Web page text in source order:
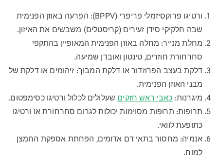
ורטיגו פרוקסיזמלי פריפרי (BPPV): הפרעה באוזן הפנימית
שבה חלקיקי סידן זעירים (קריסטלים) משבשים את האיזון.
מחלת מנייר: מחלה באוזן הפנימית המאופיין בהתקפי
סחרחורת חוזרים, טינטון ואובדן שמיעה.
דלקת בעצב הפרוזדור או דלקת המבוך: זיהומים או דלקת של
מבני האוזן הפנימית.
מיגרנות:כאבי ראש חזקיםשעלולים לכלול ורטיגו כסימפטום.
תרופות: תרופות מסוימות יכולות לגרום סחרחורת או ורטיגו
כתופעת לוואי.
אנמיה: מחסור בתאי דם אדומים, הפחתת אספקת החמצן
למוח.